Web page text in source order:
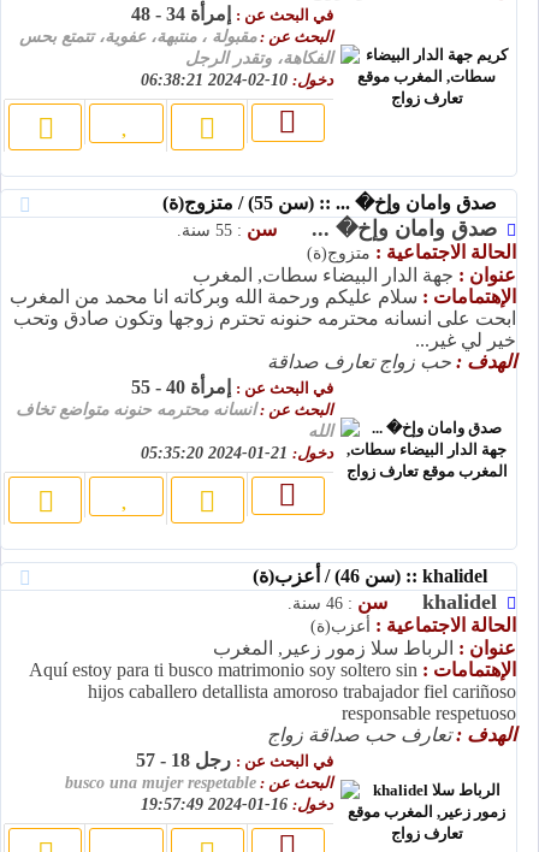
في البحث عن : إمرأة 34 - 48
البحث عن :مقبولة ، منتبهة، عفوية، تتمتع بحس
الفكاهة، وتقدر الرجل
دخول:
صدق وامان وإخ� ... :: (سن 55) / متزوج(ة)
صدق وامان وإخ� ... سن : 55 سنة.
الحالة الاجتماعية : متزوج(ة)
عنوان : جهة الدار البيضاء سطات, المغرب
الإهتمامات : سلام عليكم ورحمة الله وبركاته انا محمد من المغرب
ابحت على انسانه محترمه حنونه تحترم زوجها وتكون صادق وتحب
خير لي غير...
الهدف : حب زواج تعارف صداقة
في البحث عن : إمرأة 40 - 55
البحث عن :انسانه محترمه حنونه متواضع تخاف
الله
دخول:
khalidel سن : 46 سنة.
الحالة الاجتماعية : أعزب(ة)
عنوان : الرباط سلا زمور زعير, المغرب
الإهتمامات : Aquí estoy para ti busco matrimonio soy soltero sin
hijos caballero detallista amoroso trabajador fiel cariñoso
responsable respetuoso
الهدف :تعارف حب صداقة زواج
في البحث عن : رجل 18 - 57
البحث عن : busco una mujer respetable
دخول: